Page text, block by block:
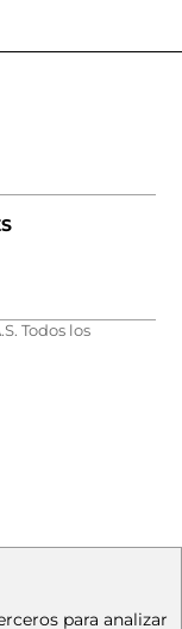
Todos los
para analizar